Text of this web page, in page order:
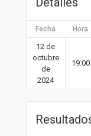
Fecha Hora
12 de
octubre
de
2024
19:00